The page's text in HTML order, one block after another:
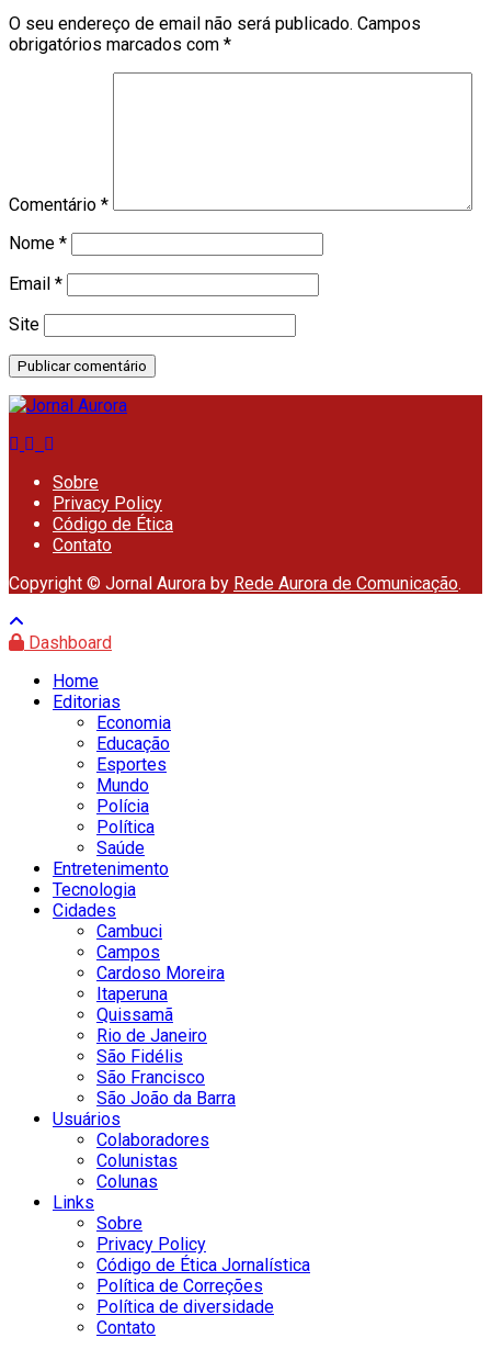
O seu endereço de email não será publicado. Campos
obrigatórios marcados com *
Comentário *
Nome *
Email *
Site
Sobre
Privacy Policy
Código de Ética
Contato
Copyright © Jornal Aurora by Rede Aurora de Comunicação.
Dashboard
Home
Editorias
Economia
Educação
Esportes
Mundo
Polícia
Política
Saúde
Entretenimento
Tecnologia
Cidades
Cambuci
Campos
Cardoso Moreira
Itaperuna
Quissamã
Rio de Janeiro
São Fidélis
São Francisco
São João da Barra
Usuários
Colaboradores
Colunistas
Colunas
Links
Sobre
Privacy Policy
Código de Ética Jornalística
Política de Correções
Política de diversidade
Contato